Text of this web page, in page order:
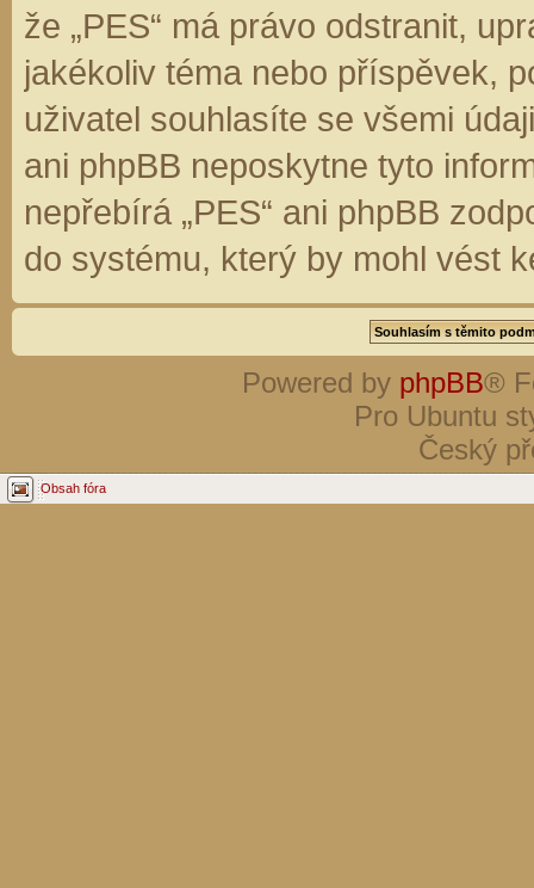
že „PES“ má právo odstranit,
jakékoliv téma nebo příspěvek,
uživatel souhlasíte se všemi
ani phpBB neposkytne tyto
nepřebírá „PES“ ani phpBB
do systému, který by mohl vést
Powered by phpBB®
Pro Ubuntu
Český
Obsah fóra